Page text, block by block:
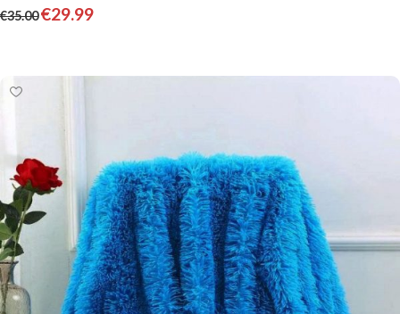
€35.00€29.99